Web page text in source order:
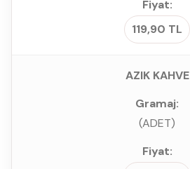
119,90 TL
AZIK KAHVE
(ADET)